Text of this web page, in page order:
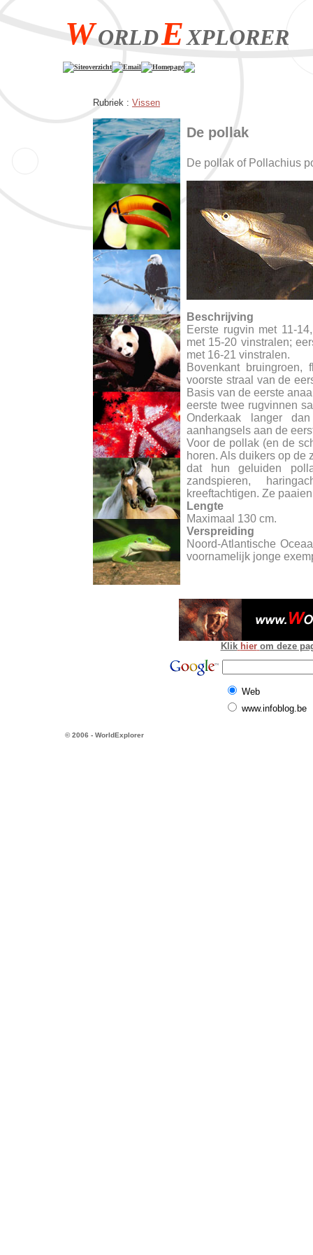
WORLDEXPLORER
Siteoverzicht Email Homepage
Rubriek : Vissen
De pollak
De pollak of Pollachius
Beschrijving
Eerste rugvin met 11-
met 15-20 vinstralen;
met 16-21 vinstralen.
Bovenkant
voorste straal van de
Basis van de eerste
eerste twee rugvinnen
Onderkaak langer
aanhangsels aan de
Voor de pollak (en de
horen. Als duikers op de
dat hun geluiden
zandspieren,
kreeftachtigen. Ze
Lengte
Maximaal 130 cm.
Verspreiding
Noord-Atlantische
voornamelijk jonge
Klik hier om deze
Web
www.infoblog.be
© 2006 - WorldExplorer